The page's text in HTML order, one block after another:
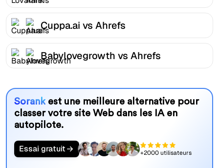
Cuppa.ai vs Ahrefs
Babylovegrowth vs Ahrefs
Sorankest une meilleure alternative pour
classer votre site Web dans les IA en
autopilote.
Essai gratuit +2000 utilisateurs